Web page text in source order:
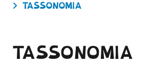
TASSONOMIA
TASSONOMIA